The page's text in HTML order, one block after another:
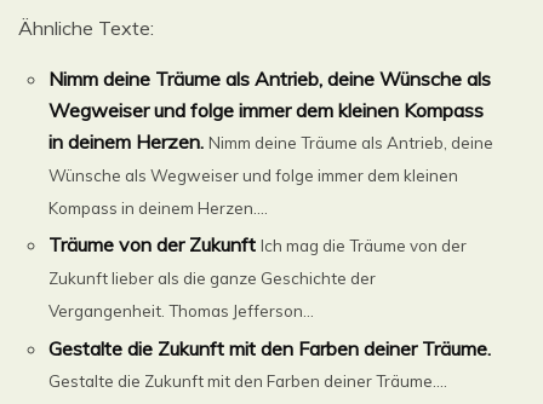
Ähnliche Texte:
Nimm deine Träume als Antrieb, deine Wünsche als
Wegweiser und folge immer dem kleinen Kompass
in deinem Herzen. Nimm deine Träume als Antrieb, deine
Wünsche als Wegweiser und folge immer dem kleinen
Kompass in deinem Herzen....
Träume von der Zukunft Ich mag die Träume von der
Zukunft lieber als die ganze Geschichte der
Vergangenheit. Thomas Jefferson...
Gestalte die Zukunft mit den Farben deiner Träume.
Gestalte die Zukunft mit den Farben deiner Träume....